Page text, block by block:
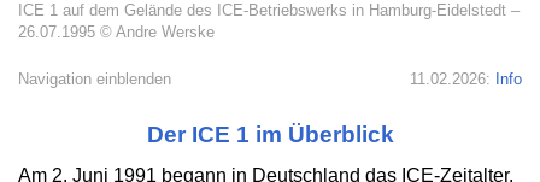
ICE 1 auf dem Gelände des ICE-Betriebswerks in Hamburg-Eidelstedt –
26.07.1995 © Andre Werske
Navigation einblenden 11.02.2026: Info
Der ICE 1 im Überblick
Am 2. Juni 1991 begann in Deutschland das ICE-Zeitalter.